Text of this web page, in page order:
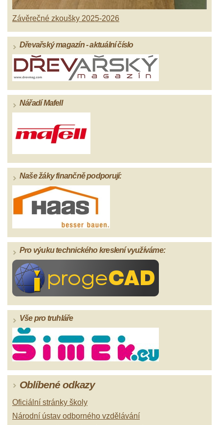
Závěrečné zkoušky 2025-2026
Dřevařský magazín - aktuální číslo
Nářadí Mafell
Naše žáky finančně podporují:
Pro výuku technického kreslení využíváme:
Vše pro truhláře
Oblíbené odkazy
Oficiální stránky školy
Národní ústav odborného vzdělávání